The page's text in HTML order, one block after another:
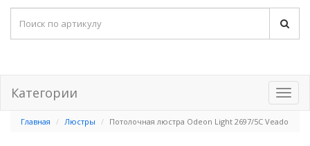
Категории
Главная Люстры Потолочная люстра Odeon Light 2697/5C Veado